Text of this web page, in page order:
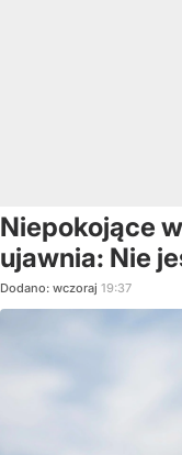
Niepokojące
ujawnia: Nie
Dodano: wczoraj 19:37